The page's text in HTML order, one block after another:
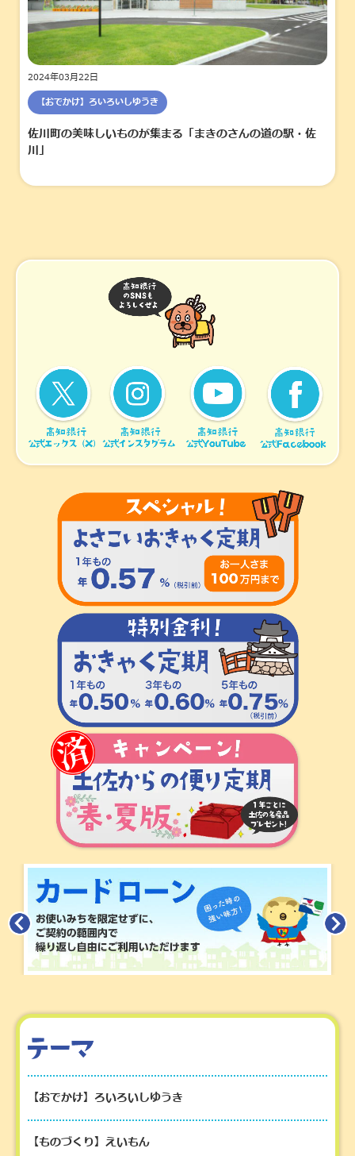
2024年03月22日
【おでかけ】ろいろいしゆうき
佐川町の美味しいものが集まる「まきのさんの道の駅・佐
川」
【おでかけ】ろいろいしゆうき
【ものづくり】えいもん